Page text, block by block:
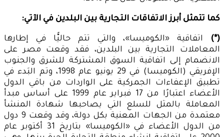
كما تتمثل أبرز الاتفاقات التجارية بين البلدين في الآتي:
(*)
اتفاقية «الكوميسا»، والتي تتم حاليًّا في إطارها
المعاملات التجارية بين البلدين، فقد وقعت مصر على
الانضمام إلى اتفاقية السوق المشتركة للشرق والجنوب
الإفريقي (الكوميسا) في 29 يونيو عام 1998، وتم البَدء في
تطبيق الإعفاءات الجمركية على الواردات من باقي الدول
الأعضاء اعتبارًا من 17 فبراير عام 1999 على أساس مبدأ
المعاملة بالمثل للسلع التي يصاحبها شهادة المنشأ
معتمدة من الجهات المعنية بكل دولة، وقد وقعت 9 دول
من الدول الأعضاء في «الكوميسا» بتاريخ 31 أكتوبر عام